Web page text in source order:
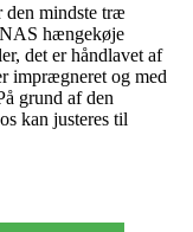
den mindste træ
hængekøje
det er håndlavet af
imprægneret og med
grund af den
kan justeres til